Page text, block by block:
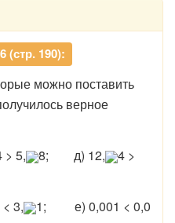
(стр. 190):
можно поставить
верное
5, 8; д) 12,
4 >
3,
1; е) 0,001 < 0,0